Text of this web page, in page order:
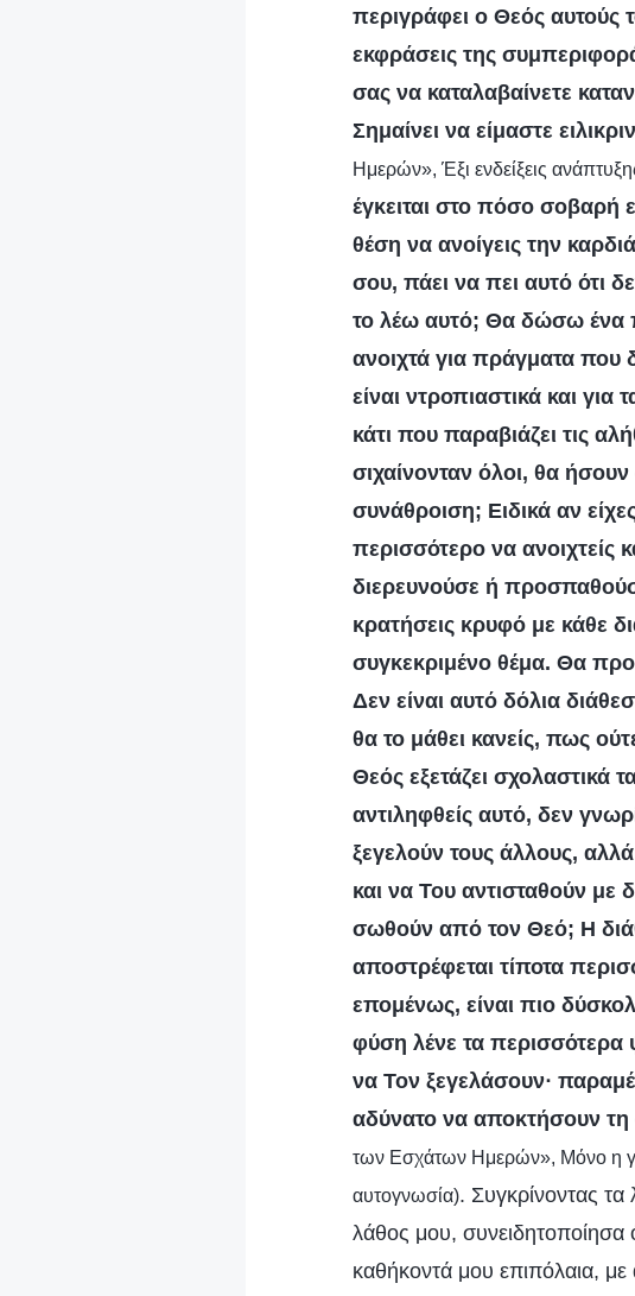
περιγράφει ο Θεός αυτούς
εκφράσεις της
σας να καταλαβαίνετε
Σημαίνει να είμαστε
Ημερών», Έξι ενδείξεις
έγκειται στο πόσο σοβαρή
θέση να ανοίγεις την
σου, πάει να πει αυτό ότι
το λέω αυτό; Θα δώσω ένα
ανοιχτά για πράγματα που
είναι ντροπιαστικά και
κάτι που παραβιάζει τις
σιχαίνονταν όλοι, θα
συνάθροιση; Ειδικά αν
περισσότερο να ανοιχτείς
διερευνούσε ή
κρατήσεις κρυφό με κάθε
συγκεκριμένο θέμα. Θα
Δεν είναι αυτό δόλια
θα το μάθει κανείς, πως
Θεός εξετάζει σχολαστικά
αντιληφθείς αυτό, δεν
ξεγελούν τους άλλους,
και να Του αντισταθούν
σωθούν από τον Θεό; Η
αποστρέφεται τίποτα
επομένως, είναι πιο
φύση λένε τα περισσότερα
να Τον ξεγελάσουν·
αδύνατο να αποκτήσουν
των Εσχάτων Ημερών», Μόνο η
αυτογνωσία). Συγκρίνοντας τα
λάθος μου, συνειδητοποίησα
καθήκοντά μου επιπόλαια, με